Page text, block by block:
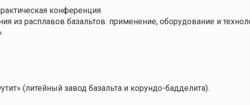
конференция
из расплавов базальтов: применение, оборудование и
(литейный завод базальта и корундо-бадделита).